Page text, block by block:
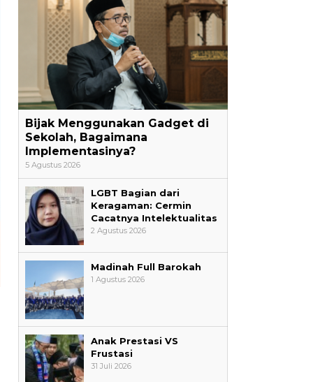
Bijak Menggunakan Gadget di
Sekolah, Bagaimana
Implementasinya?
5 Agustus 2026
LGBT Bagian dari
Keragaman: Cermin
Cacatnya Intelektualitas
2 Agustus 2026
Madinah Full Barokah
1 Agustus 2026
Anak Prestasi VS
Frustasi
31 Juli 2026